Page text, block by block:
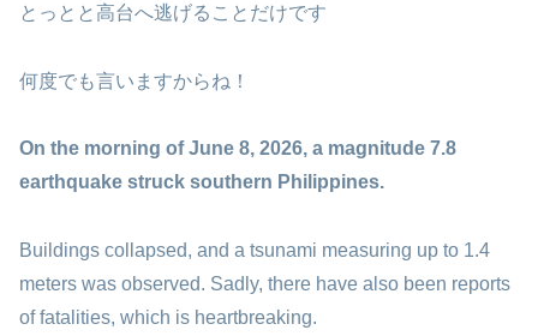
とっとと高台へ逃げることだけです
何度でも言いますからね！
On the morning of June 8, 2026, a magnitude 7.8
earthquake struck southern Philippines.
Buildings collapsed, and a tsunami measuring up to 1.4
meters was observed. Sadly, there have also been reports
of fatalities, which is heartbreaking.